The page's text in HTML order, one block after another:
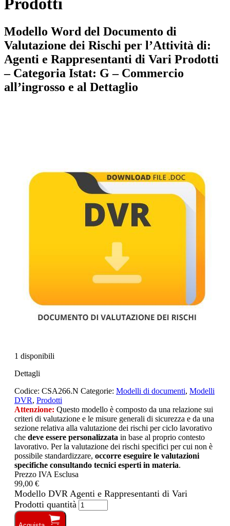
Prodotti
Modello Word del Documento di
Valutazione dei Rischi per l’Attività di:
Agenti e Rappresentanti di Vari Prodotti
– Categoria Istat: G – Commercio
all’ingrosso e al Dettaglio
1 disponibili
Dettagli
Codice: CSA266.N Categorie: Modelli di documenti, Modelli
DVR, Prodotti
Attenzione: Questo modello è composto da una relazione sui
criteri di valutazione e le misure generali di sicurezza e da una
sezione relativa alla valutazione dei rischi per ciclo lavorativo
che deve essere personalizzata in base al proprio contesto
lavorativo. Per la valutazione dei rischi specifici per cui non è
possibile standardizzare, occorre eseguire le valutazioni
specifiche consultando tecnici esperti in materia.
Prezzo IVA Esclusa
99,00 €
Modello DVR Agenti e Rappresentanti di Vari
Prodotti quantità